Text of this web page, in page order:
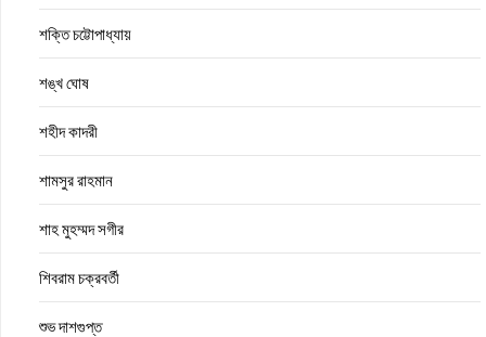
শক্তি চট্টোপাধ্যায়
শঙ্খ ঘোষ
শহীদ কাদরী
শামসুর রাহমান
শাহ মুহম্মদ সগীর
শিবরাম চক্রবর্তী
শুভ দাশগুপ্ত